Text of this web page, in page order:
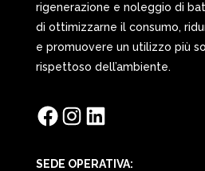
rigenerazione e noleggio di
di ottimizzarne il consumo,
e promuovere un utilizzo più
rispettoso dell’ambiente.
FacebookInstagramLinkedIn
SEDE OPERATIVA: